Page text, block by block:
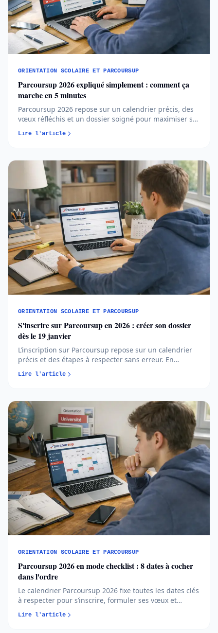
ORIENTATION SCOLAIRE ET PARCOURSUP
Parcoursup 2026 expliqué simplement : comment ça
marche en 5 minutes
Parcoursup 2026 repose sur un calendrier précis, des
vœux réfléchis et un dossier soigné pour maximiser ses
chances d’admission. Comprendre les règles et
anticiper chaque étape permet d’aborder l’orientation
Lire l'article
ORIENTATION SCOLAIRE ET PARCOURSUP
S'inscrire sur Parcoursup en 2026 : créer son dossier
dès le 19 janvier
L’inscription sur Parcoursup repose sur un calendrier
précis et des étapes à respecter sans erreur. En
comprenant quand et comment créer votre dossier,
vous avancez plus sereinement et évitez les oublis
Lire l'article
ORIENTATION SCOLAIRE ET PARCOURSUP
Parcoursup 2026 en mode checklist : 8 dates à cocher
dans l'ordre
Le calendrier Parcoursup 2026 fixe toutes les dates clés
à respecter pour s’inscrire, formuler ses vœux et
répondre aux propositions. Comprendre chaque phase
permet d’éviter les erreurs et de sécuriser son
Lire l'article